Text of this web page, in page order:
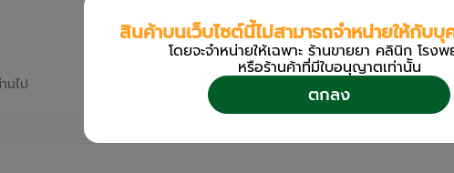
นไป
สินค้าบนเว็บไซต์นี้ไม่สามารถจำหน่ายให้กับบุ
โดยจะจำหน่ายให้เฉพาะ ร้านขายยา คลินิก โรงพ
หรือร้านค้าที่มีใบอนุญาตเท่านััน
ตกลง